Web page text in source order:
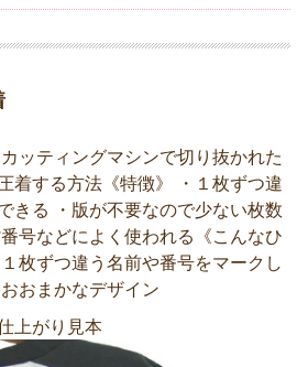
カッティングマシンで切り抜かれた
着する方法《特徴》 ・１枚ずつ違
きる ・版が不要なので少ない枚数
号などによく使われる《こんなひ
枚ずつ違う名前や番号をマークし
おまかなデザイン
上がり見本